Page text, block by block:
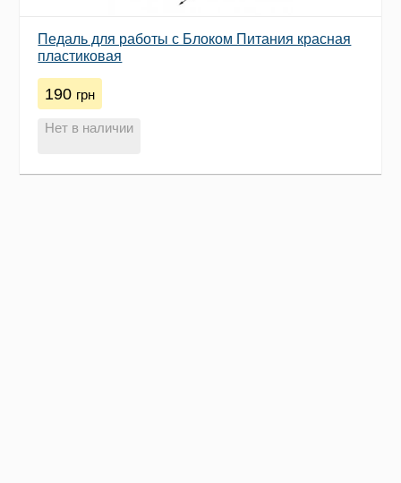
Педаль для работы с Блоком Питания красная
пластиковая
190 грн
Нет в наличии